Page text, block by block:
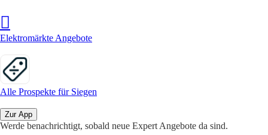
Elektromärkte Angebote
Alle Prospekte für Siegen
Zur App
Werde benachrichtigt, sobald neue Expert Angebote da sind.